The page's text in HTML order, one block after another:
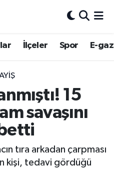
İlçeler Spor E-
15
savaşını
tıra arkadan çarpması
kişi, tedavi gördüğü
ve Fikstür